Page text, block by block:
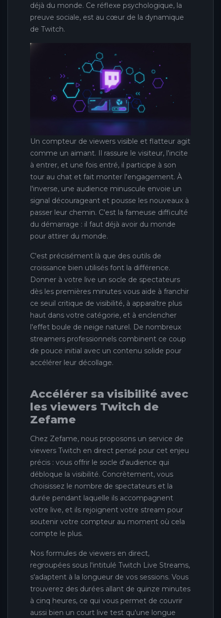
déjà du monde. Ce réflexe psychologique, la
preuve sociale, est au cœur de la dynamique
de Twitch.
Un compteur de viewers visible et flatteur agit
comme un aimant. Il rassure le visiteur, l'incite
à entrer, et une fois entré, il participe à son
tour au chat et fait monter l'engagement. À
l'inverse, une audience minuscule envoie un
signal décourageant et pousse les nouveaux à
passer leur chemin. C'est la fameuse difficulté
du démarrage : il faut déjà avoir du monde
pour attirer du monde.
C'est précisément là que des outils de
croissance bien utilisés font la différence.
Donner à votre live un socle de spectateurs
dès les premières minutes vous aide à franchir
ce seuil critique de visibilité, à apparaître plus
haut dans votre catégorie, et à enclencher
l'effet boule de neige naturel. De nombreux
streamers professionnels combinent ce coup
de pouce initial avec un contenu solide pour
accélérer leur décollage.
Accélérer sa visibilité avec
les viewers Twitch de
Zefame
Chez Zefame, nous proposons un service de
viewers Twitch en direct pensé pour cet enjeu
précis : vous offrir le socle d'audience qui
débloque la visibilité. Concrètement, vous
choisissez le nombre de spectateurs et la
durée pendant laquelle ils accompagnent
votre live, et ils rejoignent votre stream pour
soutenir votre compteur au moment où cela
compte le plus.
Nos formules de viewers en direct,
regroupées sous l'intitulé Twitch Live Streams,
s'adaptent à la longueur de vos sessions. Vous
trouverez des durées allant de quinze minutes
à cinq heures, ce qui vous permet de couvrir
aussi bien un court live test qu'une longue